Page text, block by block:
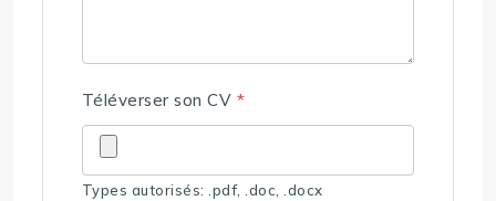
Téléverser son CV *
Types autorisés: .pdf, .doc, .docx